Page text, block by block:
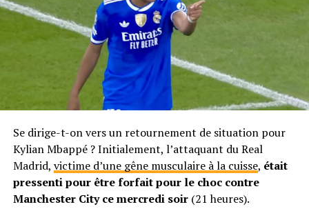
Se dirige-t-on vers un retournement de situation pour
Kylian Mbappé ? Initialement, l’attaquant du Real
Madrid, victime d’une gêne musculaire à la cuisse, était
pressenti pour être forfait pour le choc contre
Manchester City ce mercredi soir(21 heures).